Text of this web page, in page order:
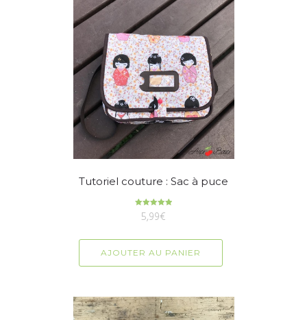
Tutoriel couture : Sac à puce
Note
5.00
5,99€
AJOUTER AU PANIER